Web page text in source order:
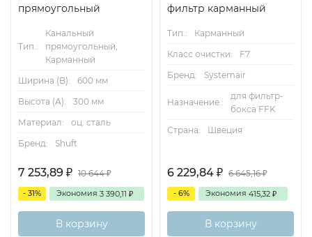
прямоугольный
Тип.:
Канальный
прямоугольный,
Карманный
Ширина (B):
600 мм
Высота (А):
300 мм
Материал:
оц. сталь
Бренд:
Shuft
7 253,89 ₽ 10 644₽
- 31% Экономия 3 390,11 ₽
В корзину
фильтр карманный
Тип.:
Карманный
Класс очистки:
F7
Бренд:
Systemair
Назначение.:
для фильтр-
бокса FFK
Страна:
Швеция
6 229,84 ₽ 6 645,16₽
- 6% Экономия 415,32 ₽
В корзину